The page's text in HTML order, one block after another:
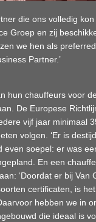
die ons volledig
Groep en zij
we hen als
Partner.’
hun chauffeurs voor
De Europese
vijf jaar minimaal
volgen. ‘Er is
even soepel: er was
En een
‘Doordat er bij Van
certificaten, is
hebben we in
die ideaal is